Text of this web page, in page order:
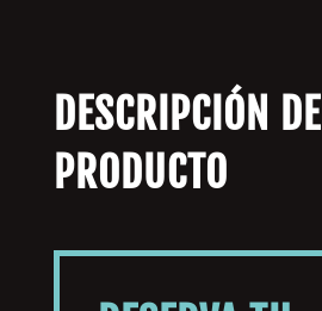
DESCRIPCIÓN DE
PRODUCTO